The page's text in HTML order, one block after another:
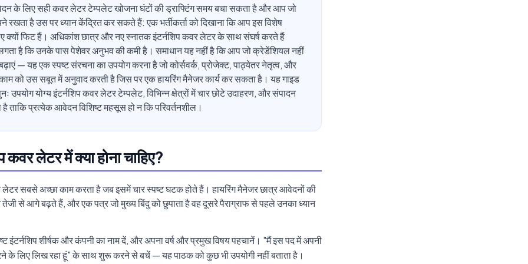
के लिए सही कवर लेटर टेम्पलेट खोजना घंटों की ड्राफ्टिंग समय बचा सकता है और आप जो
रखता है उस पर ध्यान केंद्रित कर सकते हैं: एक भर्तीकर्ता को दिखाना कि आप इस विशेष
क्यों फिट हैं। अधिकांश छात्र और नए स्नातक इंटर्नशिप कवर लेटर के साथ संघर्ष करते हैं
है कि उनके पास पेशेवर अनुभव की कमी है। समाधान यह नहीं है कि आप जो क्रेडेंशियल नहीं
— यह एक स्पष्ट संरचना का उपयोग करना है जो कोर्सवर्क, प्रोजेक्ट, पाठ्येतर नेतृत्व, और
को उस सबूत में अनुवाद करती है जिस पर एक हायरिंग मैनेजर कार्य कर सकता है। यह गाइड
उपयोग योग्य इंटर्नशिप कवर लेटर टेम्पलेट, विभिन्न क्षेत्रों में चार छोटे उदाहरण, और संपादन
है ताकि प्रत्येक आवेदन विशिष्ट महसूस हो न कि परिवर्तनशील।
कवर लेटर में क्या होना चाहिए?
लेटर सबसे अच्छा काम करता है जब इसमें चार स्पष्ट घटक होते हैं। हायरिंग मैनेजर छात्र आवेदनों की
तेजी से आगे बढ़ते हैं, और एक पत्र जो मुख्य बिंदु को छुपाता है वह दूसरे पैराग्राफ से पहले उनका ध्यान
इंटर्नशिप शीर्षक और कंपनी का नाम दें, और अपना वर्ष और प्रमुख विषय पहचानें। "मैं इस पद में अपनी
के लिए लिख रहा हूं" के साथ शुरू करने से बचें — यह पाठक को कुछ भी उपयोगी नहीं बताता है।